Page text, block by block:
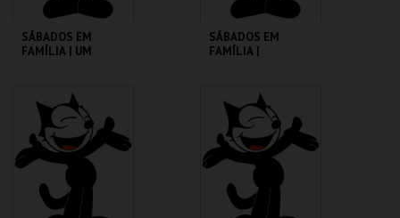
SÁBADOS EM
FAMÍLIA | UM
CINEMATECA
MAIS INFO
COMPRAR
SÁBADOS EM
FAMÍLIA |
CINEMATECA
MAIS INFO
COMPRAR